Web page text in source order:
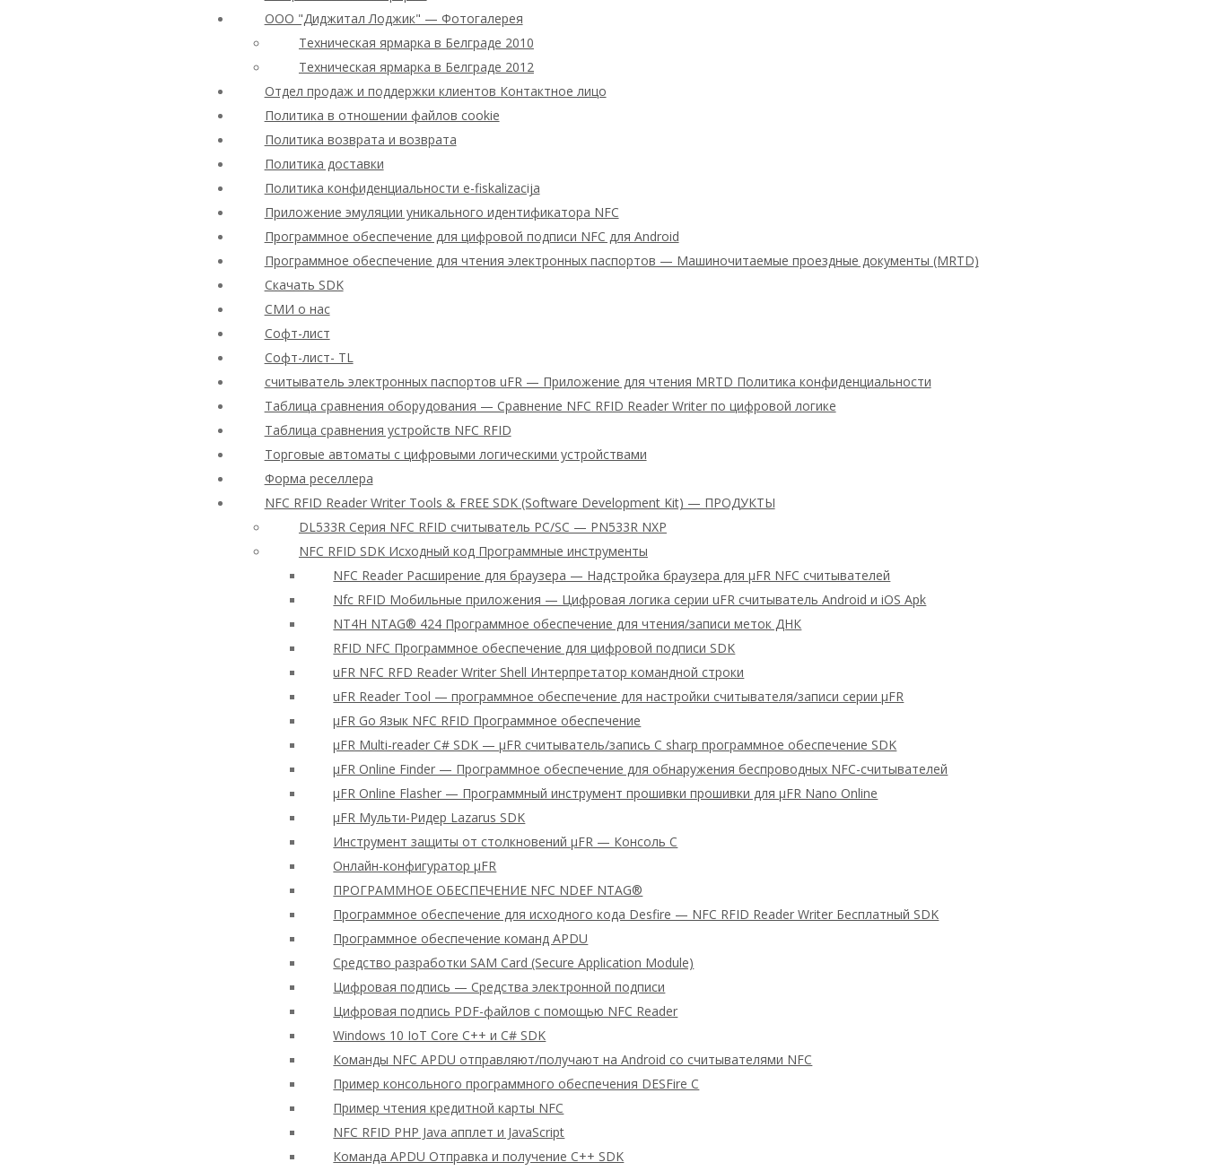
ООО "Диджитал Лоджик" — Фотогалерея
Техническая ярмарка в Белграде 2010
Техническая ярмарка в Белграде 2012
Отдел продаж и поддержки клиентов Контактное лицо
Политика в отношении файлов cookie
Политика возврата и возврата
Политика доставки
Политика конфиденциальности e-fiskalizacija
Приложение эмуляции уникального идентификатора NFC
Программное обеспечение для цифровой подписи NFC для Android
Программное обеспечение для чтения электронных паспортов — Машиночитаемые проездные документы (MRTD)
Скачать SDK
СМИ о нас
Софт-лист
Софт-лист- TL
считыватель электронных паспортов uFR — Приложение для чтения MRTD Политика конфиденциальности
Таблица сравнения оборудования — Сравнение NFC RFID Reader Writer по цифровой логике
Таблица сравнения устройств NFC RFID
Торговые автоматы с цифровыми логическими устройствами
Форма реселлера
NFC RFID Reader Writer Tools & FREE SDK (Software Development Kit) — ПРОДУКТЫ
DL533R Серия NFC RFID считыватель PC/SC — PN533R NXP
NFC RFID SDK Исходный код Программные инструменты
NFC Reader Расширение для браузера — Надстройка браузера для μFR NFC считывателей
Nfc RFID Мобильные приложения — Цифровая логика серии uFR считыватель Android и iOS Apk
NT4H NTAG® 424 Программное обеспечение для чтения/записи меток ДНК
RFID NFC Программное обеспечение для цифровой подписи SDK
uFR NFC RFD Reader Writer Shell Интерпретатор командной строки
uFR Reader Tool — программное обеспечение для настройки считывателя/записи серии μFR
μFR Go Язык NFC RFID Программное обеспечение
μFR Multi-reader C# SDK — μFR считыватель/запись C sharp программное обеспечение SDK
μFR Online Finder — Программное обеспечение для обнаружения беспроводных NFC-считывателей
μFR Online Flasher — Программный инструмент прошивки прошивки для μFR Nano Online
μFR Мульти-Ридер Lazarus SDK
Инструмент защиты от столкновений μFR — Консоль C
Онлайн-конфигуратор μFR
ПРОГРАММНОЕ ОБЕСПЕЧЕНИЕ NFC NDEF NTAG®
Программное обеспечение для исходного кода Desfire — NFC RFID Reader Writer Бесплатный SDK
Программное обеспечение команд APDU
Средство разработки SAM Card (Secure Application Module)
Цифровая подпись — Средства электронной подписи
Цифровая подпись PDF-файлов с помощью NFC Reader
Windows 10 IoT Core C++ и C# SDK
Команды NFC APDU отправляют/получают на Android со считывателями NFC
Пример консольного программного обеспечения DESFire C
Пример чтения кредитной карты NFC
NFC RFID PHP Java апплет и JavaScript
Команда APDU Отправка и получение C++ SDK